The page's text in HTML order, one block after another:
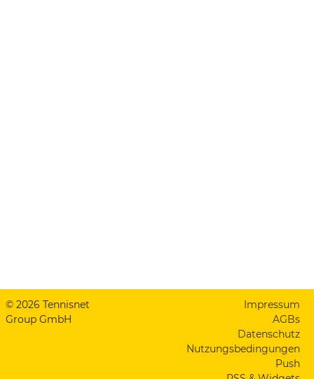
© 2026 Tennisnet
Group GmbH
Impressum
AGBs
Datenschutz
Nutzungsbedingungen
Push